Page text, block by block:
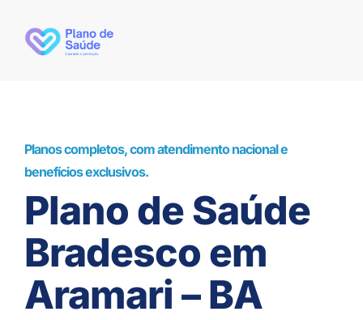
Planos completos, com atendimento nacional e
benefícios exclusivos.
Plano de Saúde
Bradesco em
Aramari – BA